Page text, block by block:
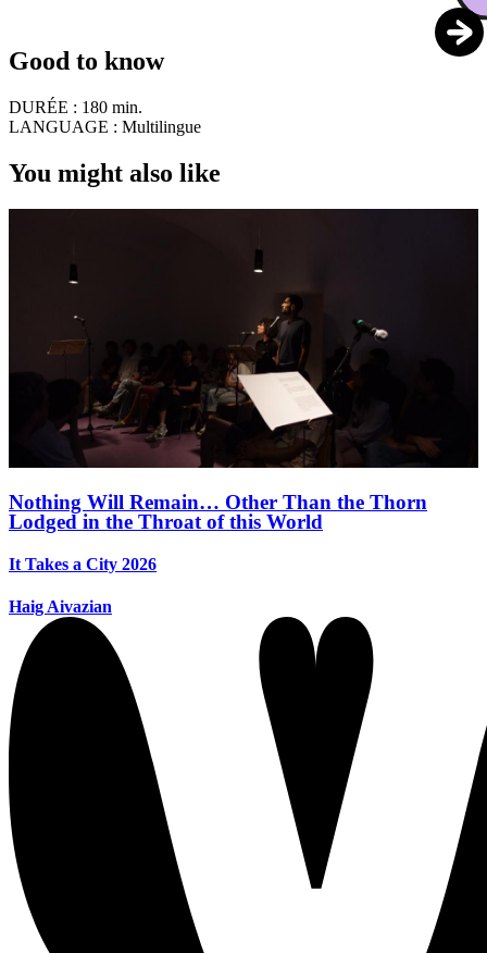
Good to know
DURÉE : 180 min.
LANGUAGE : Multilingue
You might also like
Nothing Will Remain… Other Than the Thorn
Lodged in the Throat of this World
It Takes a City 2026
Haig Aivazian